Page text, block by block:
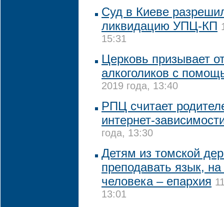
Суд в Киеве
ликвидацию УПЦ-КП
15:31
Церковь призывает
алкоголиков с
2019 года, 13:40
РПЦ считает
интернет-
года, 13:30
Детям из томской
преподавать язык,
человека – епархия
13:01